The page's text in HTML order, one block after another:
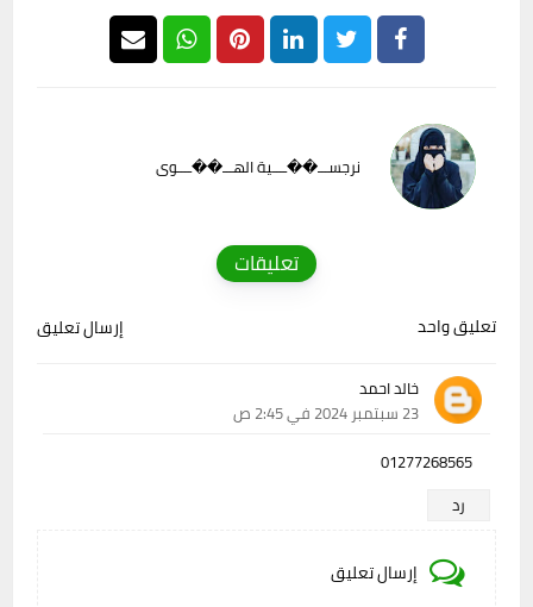
نرجســـ��ــــية الهـــ��ــــوى
تعليقات
تعليق واحد إرسال تعليق
خالد احمد
23 سبتمبر 2024 في 2:45 ص
01277268565
رد
إرسال تعليق